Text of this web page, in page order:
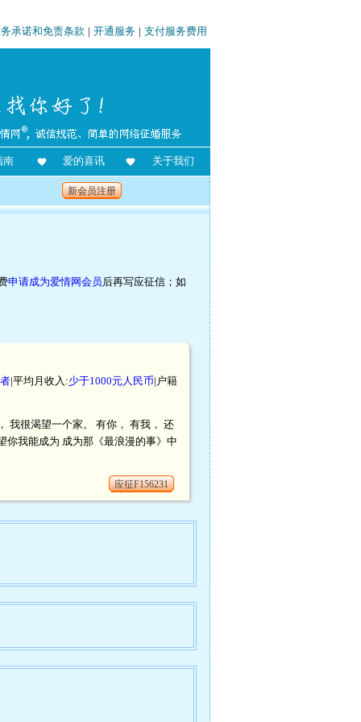
承诺和免责条款 | 开通服务 | 支付服务费用
南 爱的喜讯 关于我们
新会员注册
申请成为爱情网会员后再写应征信；如
|平均月收入:少于1000元人民币|户籍
我很渴望一个家。 有你， 有我， 还
我能成为 成为那《最浪漫的事》中
应征F156231